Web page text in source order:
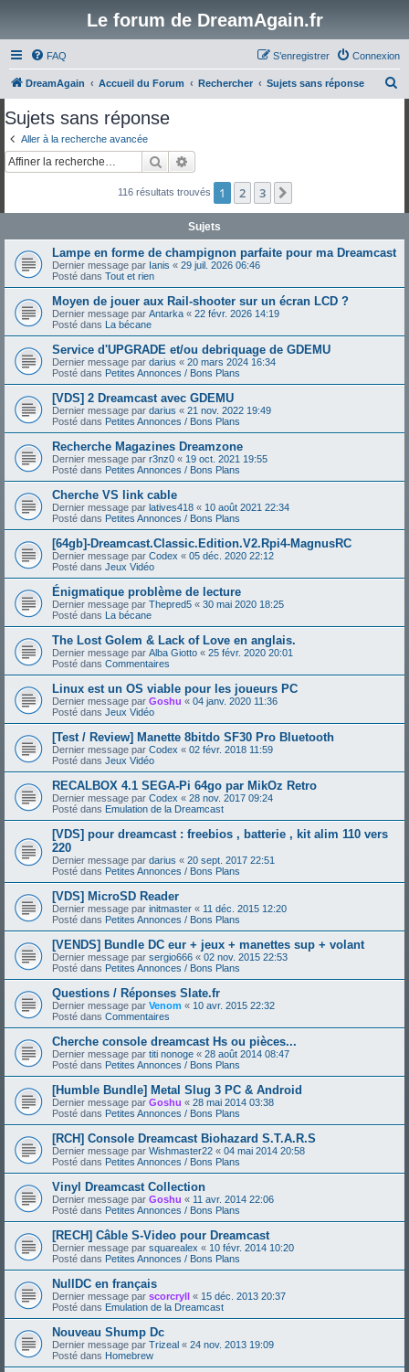
Le forum de DreamAgain.fr
FAQ Connexion
S’enregistrer
DreamAgain Accueil du Forum Rechercher Sujets sans réponse
c
Sujets sans réponse
Aller à la recherche avancée
Rechercher
116 résultats trouvés 1 2 3
Sujets
Lampe en forme de champignon parfaite pour ma Dreamcast
Dernier message par Ianis « 29 juil. 2026 06:46
Posté dans Tout et rien
Moyen de jouer aux Rail-shooter sur un écran LCD ?
Dernier message par Antarka « 22 févr. 2026 14:19
Posté dans La bécane
Service d'UPGRADE et/ou debriquage de GDEMU
Dernier message par darius « 20 mars 2024 16:34
Posté dans Petites Annonces / Bons Plans
[VDS] 2 Dreamcast avec GDEMU
Dernier message par darius « 21 nov. 2022 19:49
Posté dans Petites Annonces / Bons Plans
Recherche Magazines Dreamzone
Dernier message par r3nz0 « 19 oct. 2021 19:55
Posté dans Petites Annonces / Bons Plans
Cherche VS link cable
Dernier message par latives418 « 10 août 2021 22:34
Posté dans Petites Annonces / Bons Plans
[64gb]-Dreamcast.Classic.Edition.V2.Rpi4-MagnusRC
Dernier message par Codex « 05 déc. 2020 22:12
Posté dans Jeux Vidéo
Énigmatique problème de lecture
Dernier message par Thepred5 « 30 mai 2020 18:25
Posté dans La bécane
The Lost Golem & Lack of Love en anglais.
Dernier message par Alba Giotto « 25 févr. 2020 20:01
Posté dans Commentaires
Linux est un OS viable pour les joueurs PC
Dernier message par Goshu « 04 janv. 2020 11:36
Posté dans Jeux Vidéo
[Test / Review] Manette 8bitdo SF30 Pro Bluetooth
Dernier message par Codex « 02 févr. 2018 11:59
Posté dans Jeux Vidéo
RECALBOX 4.1 SEGA-Pi 64go par MikOz Retro
Dernier message par Codex « 28 nov. 2017 09:24
Posté dans Emulation de la Dreamcast
[VDS] pour dreamcast : freebios , batterie , kit alim 110 vers
220
Dernier message par darius « 20 sept. 2017 22:51
Posté dans Petites Annonces / Bons Plans
[VDS] MicroSD Reader
Dernier message par initmaster « 11 déc. 2015 12:20
Posté dans Petites Annonces / Bons Plans
[VENDS] Bundle DC eur + jeux + manettes sup + volant
Dernier message par sergio666 « 02 nov. 2015 22:53
Posté dans Petites Annonces / Bons Plans
Questions / Réponses Slate.fr
Dernier message par Venom « 10 avr. 2015 22:32
Posté dans Commentaires
Cherche console dreamcast Hs ou pièces...
Dernier message par titi nonoge « 28 août 2014 08:47
Posté dans Petites Annonces / Bons Plans
[Humble Bundle] Metal Slug 3 PC & Android
Dernier message par Goshu « 28 mai 2014 03:38
Posté dans Petites Annonces / Bons Plans
[RCH] Console Dreamcast Biohazard S.T.A.R.S
Dernier message par Wishmaster22 « 04 mai 2014 20:58
Posté dans Petites Annonces / Bons Plans
Vinyl Dreamcast Collection
Dernier message par Goshu « 11 avr. 2014 22:06
Posté dans Petites Annonces / Bons Plans
[RECH] Câble S-Video pour Dreamcast
Dernier message par squarealex « 10 févr. 2014 10:20
Posté dans Petites Annonces / Bons Plans
NullDC en français
Dernier message par scorcryll « 15 déc. 2013 20:37
Posté dans Emulation de la Dreamcast
Nouveau Shump Dc
Dernier message par Trizeal « 24 nov. 2013 19:09
Posté dans Homebrew